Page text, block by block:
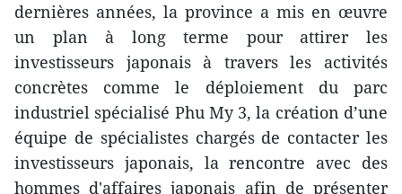
dernières années, la province a mis en œuvre
un plan à long terme pour attirer les
investisseurs japonais à travers les activités
concrètes comme le déploiement du parc
industriel spécialisé Phu My 3, la création d’une
équipe de spécialistes chargés de contacter les
investisseurs japonais, la rencontre avec des
hommes d'affaires japonais afin de présenter